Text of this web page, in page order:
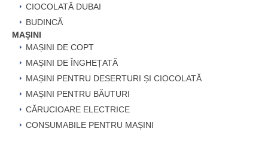
CIOCOLATĂ DUBAI
BUDINCĂ
MAȘINI
MAȘINI DE COPT
MAȘINI DE ÎNGHEȚATĂ
MAȘINI PENTRU DESERTURI ȘI CIOCOLATĂ
MAȘINI PENTRU BĂUTURI
CĂRUCIOARE ELECTRICE
CONSUMABILE PENTRU MAȘINI